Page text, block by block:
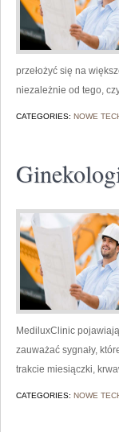
przełożyć się na
niezależnie od tego,
CATEGORIES: NOWE
MediluxClinic
zauważać sygnały,
trakcie miesiączki,
CATEGORIES: NOWE